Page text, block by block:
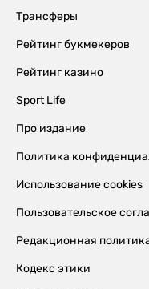
Трансферы
Рейтинг букмекеров
Рейтинг казино
Sport Life
Про издание
Политика
Использование cookies
Пользовательское
Редакционная
Кодекс этики